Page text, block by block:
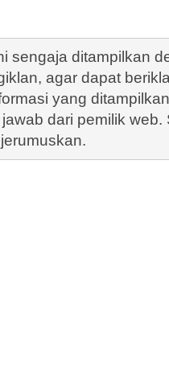
sengaja ditampilkan
agar dapat
yang
dari pemilik